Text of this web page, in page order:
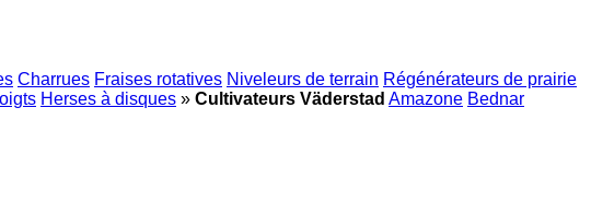
Charrues Fraises rotatives Niveleurs de terrain Régénérateurs de prairie
Herses à disques » Cultivateurs Väderstad Amazone Bednar